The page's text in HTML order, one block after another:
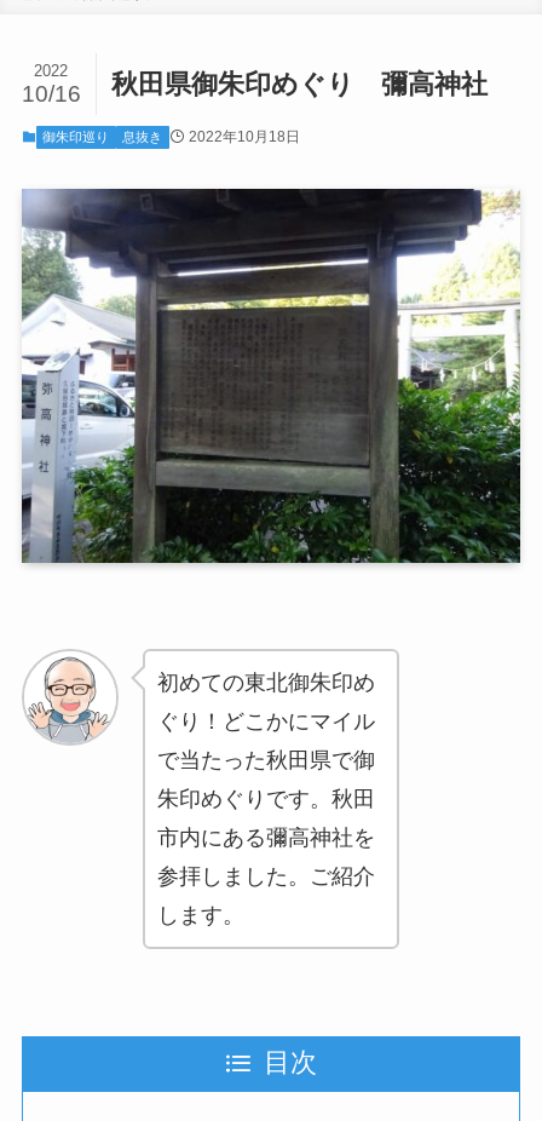
秋田県御朱印めぐり 彌高神社
2022
10/16
御朱印巡り 息抜き 2022年10月18日
初めての東北御朱印め
ぐり！どこかにマイル
で当たった秋田県で御
朱印めぐりです。秋田
市内にある彌高神社を
参拝しました。ご紹介
します。
目次